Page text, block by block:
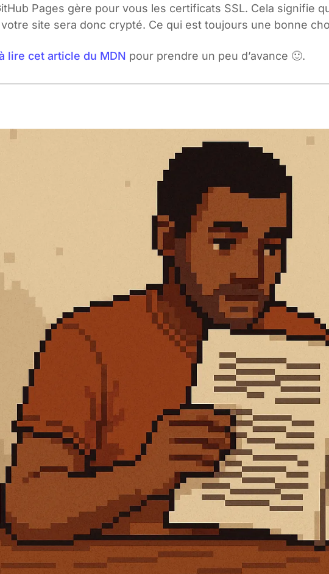
Pages gère pour vous les certificats SSL. Cela signifie
site sera donc crypté. Ce qui est toujours une bonne
lire cet article du MDN pour prendre un peu d’avance 🙂.